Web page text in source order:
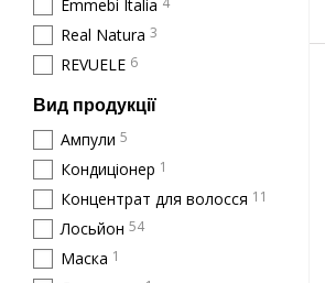
Emmebi Italia
Real Natura 3
REVUELE 6
Вид продукції
Ампули 5
Кондиціонер 1
Концентрат для волосся 11
Лосьйон 54
Маска 1